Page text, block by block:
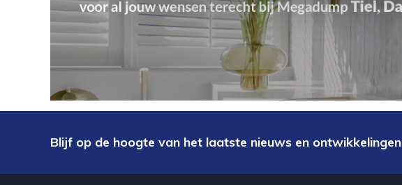
Blijf op de hoogte van het laatste nieuws en ontwikkelingen